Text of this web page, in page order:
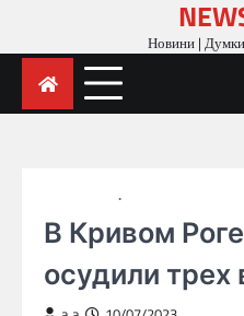
content
Новини | Думки
В Кривом
осудили трех